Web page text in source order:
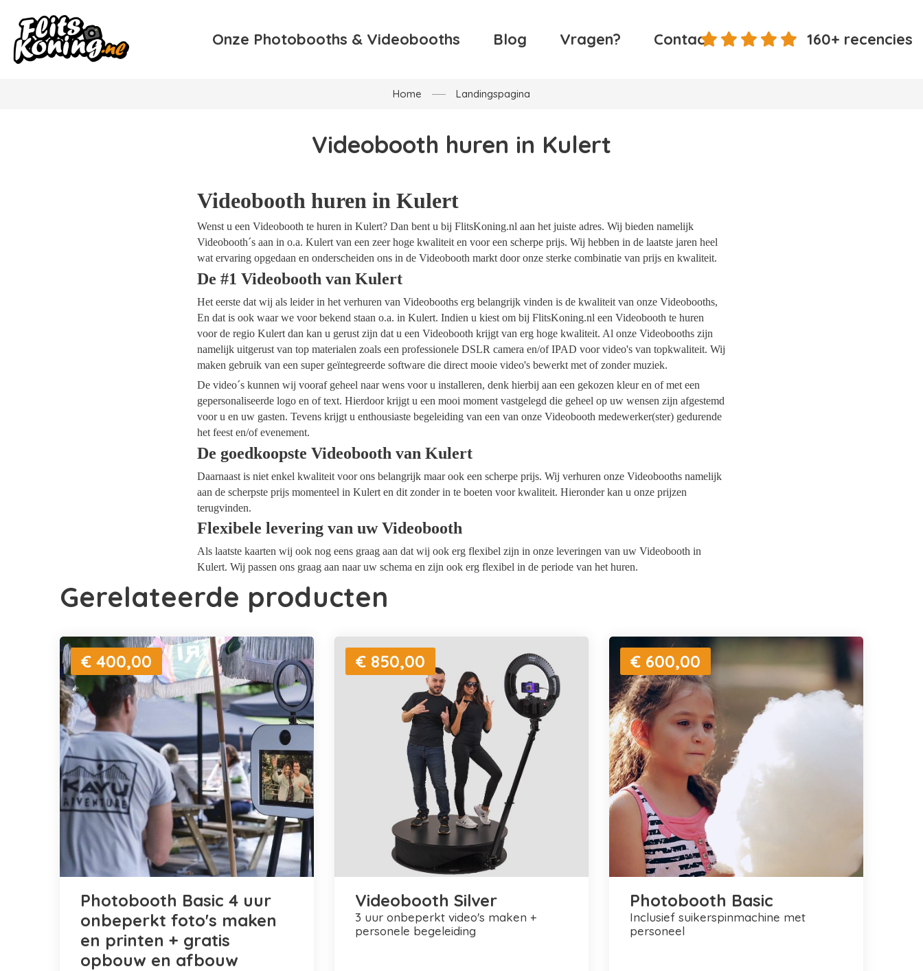
Onze Photobooths & Videobooths Blog Vragen? Contact 160+ recencies
Home Landingspagina
Videobooth huren in Kulert
Videobooth huren in Kulert
Wenst u een Videobooth te huren in Kulert? Dan bent u bij FlitsKoning.nl aan het juiste adres. Wij bieden namelijk
Videobooth´s aan in o.a. Kulert van een zeer hoge kwaliteit en voor een scherpe prijs. Wij hebben in de laatste jaren heel
wat ervaring opgedaan en onderscheiden ons in de Videobooth markt door onze sterke combinatie van prijs en kwaliteit.
De #1 Videobooth van Kulert
Het eerste dat wij als leider in het verhuren van Videobooths erg belangrijk vinden is de kwaliteit van onze Videobooths,
En dat is ook waar we voor bekend staan o.a. in Kulert. Indien u kiest om bij FlitsKoning.nl een Videobooth te huren
voor de regio Kulert dan kan u gerust zijn dat u een Videobooth krijgt van erg hoge kwaliteit. Al onze Videobooths zijn
namelijk uitgerust van top materialen zoals een professionele DSLR camera en/of IPAD voor video's van topkwaliteit. Wij
maken gebruik van een super geïntegreerde software die direct mooie video's bewerkt met of zonder muziek.
De video´s kunnen wij vooraf geheel naar wens voor u installeren, denk hierbij aan een gekozen kleur en of met een
gepersonaliseerde logo en of text. Hierdoor krijgt u een mooi moment vastgelegd die geheel op uw wensen zijn afgestemd
voor u en uw gasten. Tevens krijgt u enthousiaste begeleiding van een van onze Videobooth medewerker(ster) gedurende
het feest en/of evenement.
De goedkoopste Videobooth van Kulert
Daarnaast is niet enkel kwaliteit voor ons belangrijk maar ook een scherpe prijs. Wij verhuren onze Videobooths namelijk
aan de scherpste prijs momenteel in Kulert en dit zonder in te boeten voor kwaliteit. Hieronder kan u onze prijzen
terugvinden.
Flexibele levering van uw Videobooth
Als laatste kaarten wij ook nog eens graag aan dat wij ook erg flexibel zijn in onze leveringen van uw Videobooth in
Kulert. Wij passen ons graag aan naar uw schema en zijn ook erg flexibel in de periode van het huren.
Gerelateerde producten
€ 400,00
Photobooth Basic 4 uur
onbeperkt foto's maken
en printen + gratis
opbouw en afbouw
€ 850,00
Videobooth Silver
3 uur onbeperkt video's maken +
personele begeleiding
€ 600,00
Photobooth Basic
inclusief suikerspinmachine met
personeel